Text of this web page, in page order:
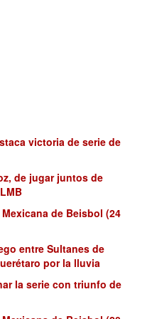
victoria de serie de
de jugar juntos de
de Beisbol (24
entre Sultanes de
por la lluvia
la serie con triunfo de